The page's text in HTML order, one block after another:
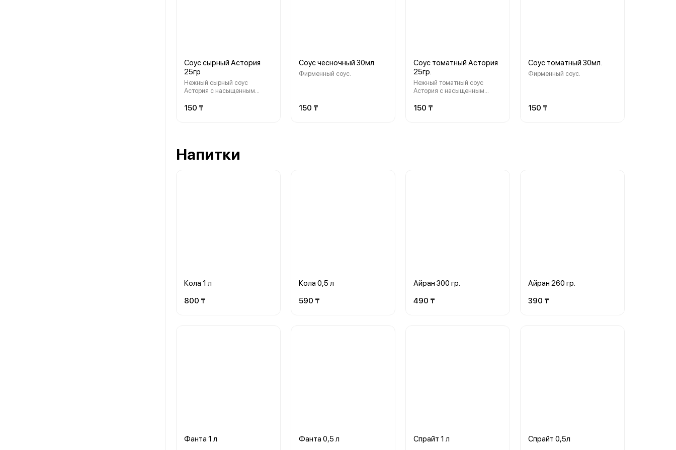
Соус сырный Астория
25гр
Нежный сырный соус
Астория с насыщенным
мягкой кремовой текстурой.
150 ₸
Соус чесночный 30мл.
Фирменный соус.
150 ₸
Соус томатный Астория
25гр.
Нежный томатный соус
Астория с насыщенным
мягкой кремовой текстурой.
150 ₸
Соус томатный 30мл.
Фирменный соус.
150 ₸
Напитки
Кола 1 л
800 ₸
Кола 0,5 л
590 ₸
Айран 300 гр.
490 ₸
Айран 260 гр.
390 ₸
Фанта 1 л Фанта 0,5 л Спрайт 1 л Спрайт 0,5л